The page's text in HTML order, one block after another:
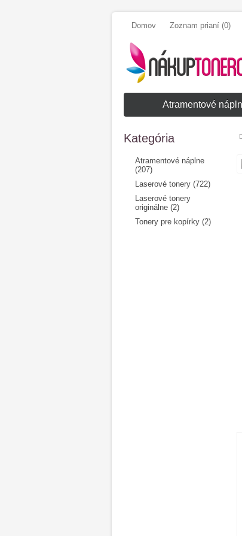
Domov Zoznam prianí (0)
Atramentové
Kategória
Atramentové náplne
(207)
Laserové tonery (722)
Laserové tonery
originálne (2)
Tonery pre kopírky (2)